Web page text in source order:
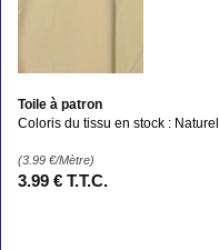
Toile à patron
Coloris du tissu en stock : Naturel
(3.99 €/Mètre)
3.99 € T.T.C.